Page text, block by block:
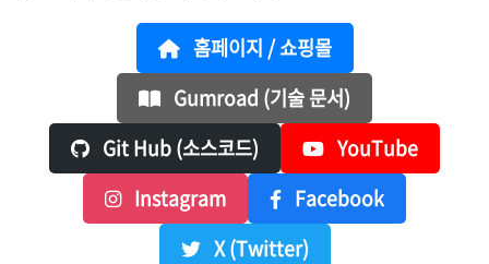
홈페이지 / 쇼핑몰
Gumroad (기술 문서)
Git Hub (소스코드)
YouTube
Instagram
Facebook
X (Twitter)